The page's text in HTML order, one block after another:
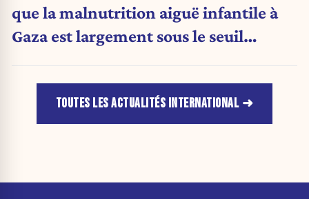
que la malnutrition aiguë infantile à
Gaza est largement sous le seuil
TOUTES LES ACTUALITÉS INTERNATIONAL